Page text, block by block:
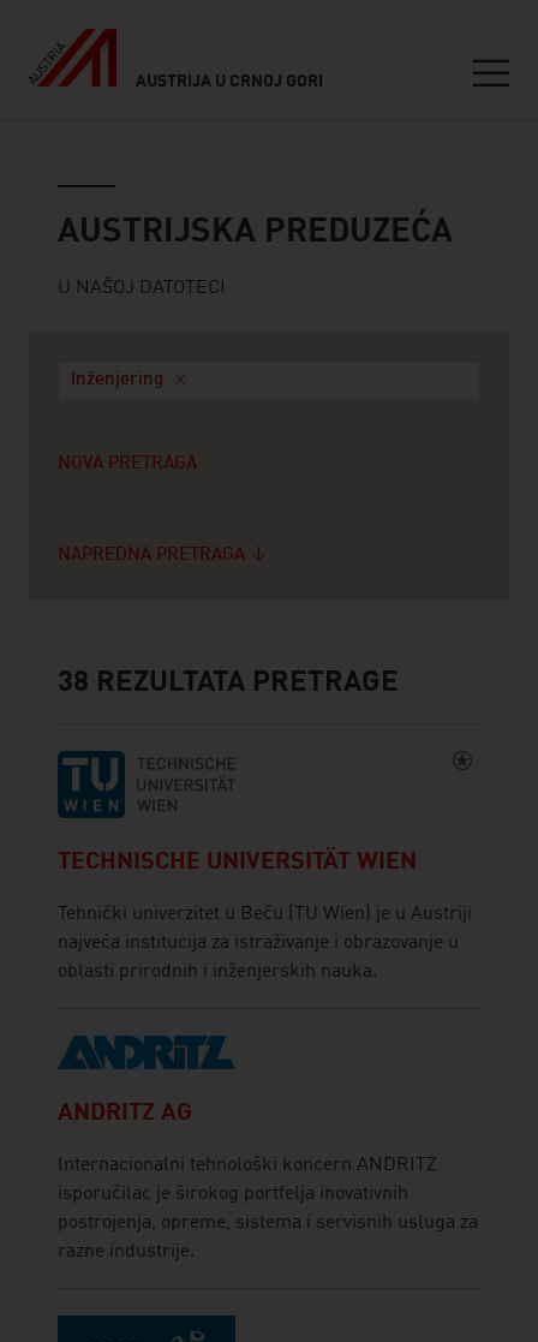
AUSTRIJA U CRNOJ GORI
AUSTRIJSKA PREDUZEĆA
U NAŠOJ DATOTECI
Inženjering
NOVA PRETRAGA
NAPREDNA PRETRAGA
38 REZULTATA PRETRAGE
TECHNISCHE UNIVERSITÄT WIEN
Tehnički univerzitet u Beču (TU Wien) je u Austriji
najveća institucija za istraživanje i obrazovanje u
oblasti prirodnih i inženjerskih nauka.
ANDRITZ AG
Internacionalni tehnološki koncern ANDRITZ
isporučilac je širokog portfelja inovativnih
postrojenja, opreme, sistema i servisnih usluga za
razne industrije.